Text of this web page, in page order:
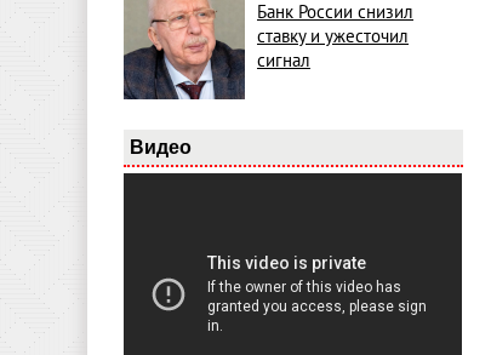
Банк России снизил
ставку и ужесточил
сигнал
Видео